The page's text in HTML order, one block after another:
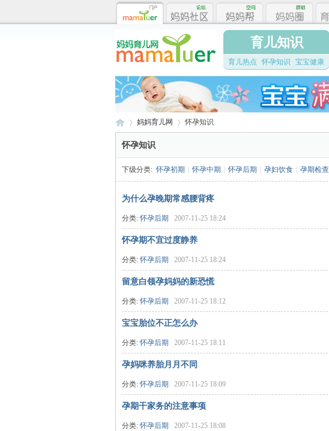
育儿知识
育儿热点 怀孕知识 宝宝健康
›
妈妈育儿网
›
怀孕知识
怀孕知识
下级分类:怀孕初期 怀孕中期 怀孕后期 孕妇饮食 孕期检查
为什么孕晚期常感腰背疼
分类:怀孕后期 2007-11-25 18:24
怀孕期不宜过度静养
分类:怀孕后期 2007-11-25 18:24
留意白领孕妈妈的新恐慌
分类:怀孕后期 2007-11-25 18:12
宝宝胎位不正怎么办
分类:怀孕后期 2007-11-25 18:11
孕妈咪养胎月月不同
分类:怀孕后期 2007-11-25 18:09
孕期干家务的注意事项
分类:怀孕后期 2007-11-25 18:08